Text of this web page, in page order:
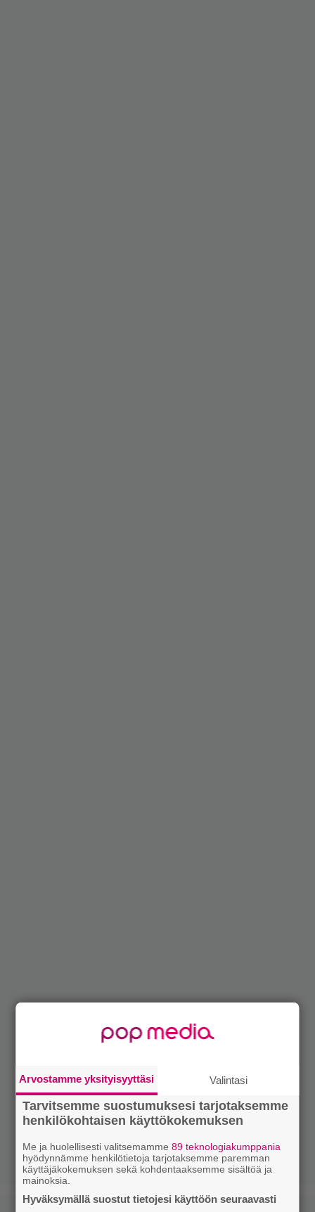
Arvostamme yksityisyyttäsi Valintasi
Tarvitsemme suostumuksesi tarjotaksemme
henkilökohtaisen käyttökokemuksen
Me ja huolellisesti valitsemamme89 teknologiakumppania
hyödynnämme henkilötietoja tarjotaksemme paremman
käyttäjäkokemuksen sekä kohdentaaksemme sisältöä ja
mainoksia.
Hyväksymällä suostut tietojesi käyttöön seuraavasti